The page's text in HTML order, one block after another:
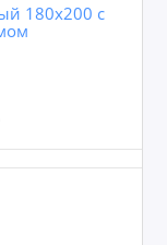
180х200 с